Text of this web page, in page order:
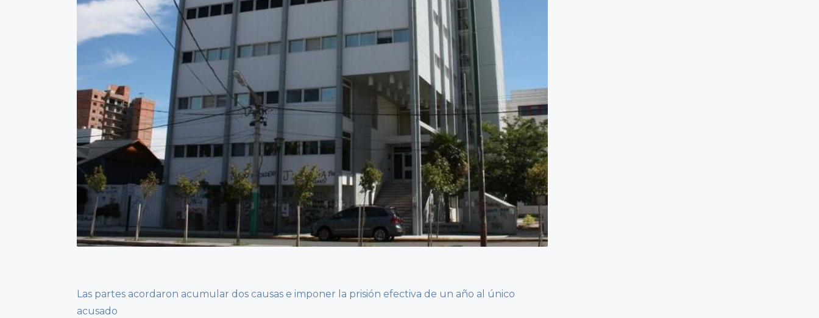
Las partes acordaron acumular dos causas e imponer la prisión efectiva de un año al único
acusado